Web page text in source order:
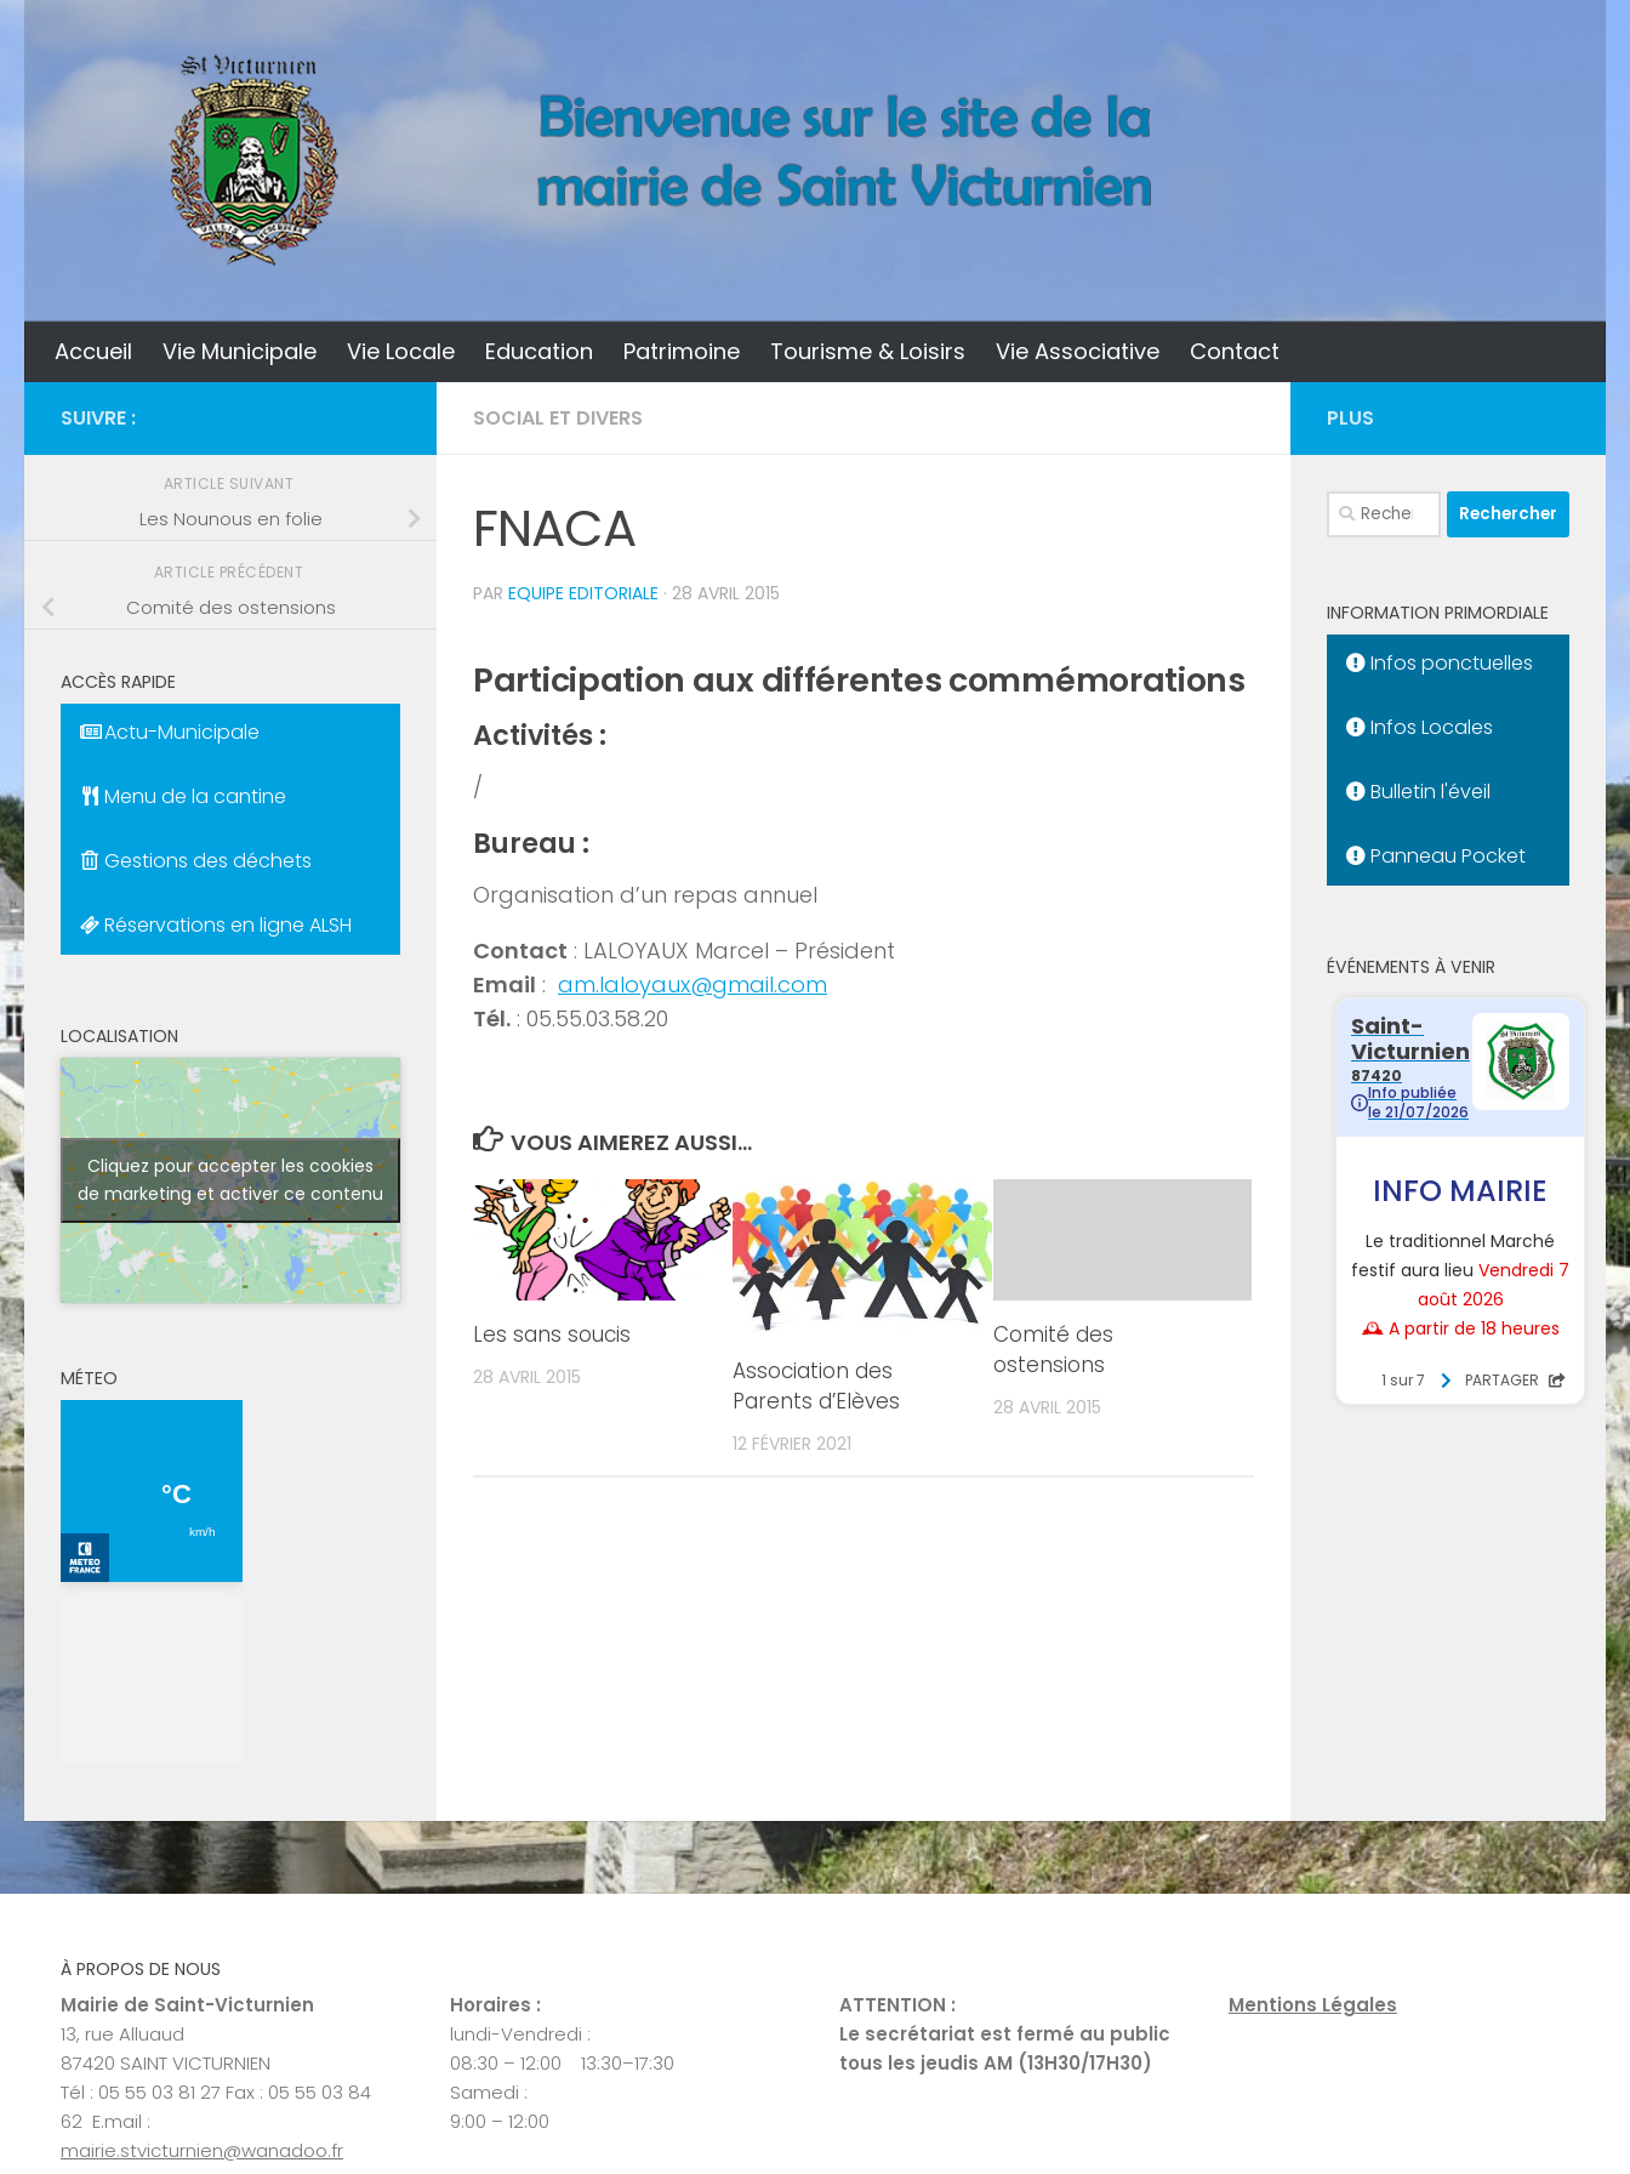
Accueil Vie Municipale Vie Locale Education Patrimoine Tourisme & Loisirs Vie Associative Contact
SOCIAL ET DIVERS
FNACA
PAR EQUIPE EDITORIALE · 28 AVRIL 2015
Participation aux différentes commémorations
Activités :
/
Bureau :
Organisation d’un repas annuel
Contact : LALOYAUX Marcel – Président
Email : am.laloyaux@gmail.com
Tél. : 05.55.03.58.20
VOUS AIMEREZ AUSSI...
Les sans soucis
28 AVRIL 2015
Association des
Parents d’Elèves
12 FÉVRIER 2021
Comité des
ostensions
28 AVRIL 2015
SUIVRE :
ARTICLE SUIVANT
Les Nounous en folie
ARTICLE PRÉCÉDENT
Comité des ostensions
ACCÈS RAPIDE
Actu-Municipale
Menu de la cantine
Gestions des déchets
Réservations en ligne ALSH
LOCALISATION
Cliquez pour accepter les cookies
de marketing et activer ce contenu
MÉTEO
PLUS
Rechercher :
INFORMATION PRIMORDIALE
Infos ponctuelles
Infos Locales
Bulletin l'éveil
Panneau Pocket
ÉVÉNEMENTS À VENIR
À PROPOS DE NOUS
Mairie de Saint-Victurnien
13, rue Alluaud
87420 SAINT VICTURNIEN
Tél : 05 55 03 81 27 Fax : 05 55 03 84
62 E.mail :
mairie.stvicturnien@wanadoo.fr
Horaires :
lundi-Vendredi :
08:30 – 12:00 13:30–17:30
Samedi :
9:00 – 12:00
ATTENTION :
Le secrétariat est fermé au public
tous les jeudis AM (13H30/17H30)
Mentions Légales